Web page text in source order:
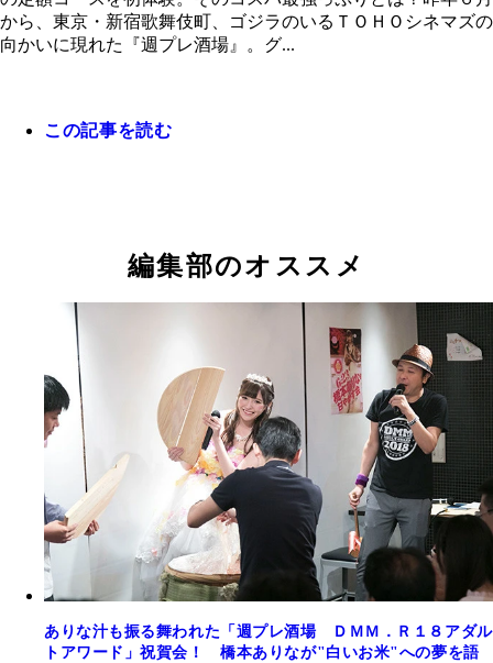
から、東京・新宿歌舞伎町、ゴジラのいるＴＯＨＯシネマズの
向かいに現れた『週プレ酒場』。グ...
この記事を読む
編集部のオススメ
ありな汁も振る舞われた「週プレ酒場 ＤＭＭ．Ｒ１８アダル
トアワード」祝賀会！ 橋本ありなが"白いお米"への夢を語